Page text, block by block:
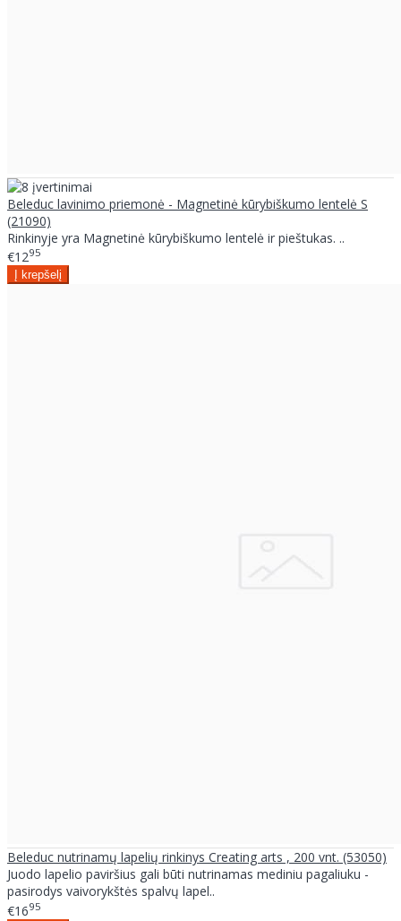
Beleduc lavinimo priemonė - Magnetinė kūrybiškumo lentelė S
(21090)
Rinkinyje yra Magnetinė kūrybiškumo lentelė ir pieštukas. ..
€1295
Beleduc nutrinamų lapelių rinkinys Creating arts , 200 vnt. (53050)
Juodo lapelio paviršius gali būti nutrinamas mediniu pagaliuku -
pasirodys vaivorykštės spalvų lapel..
€1695